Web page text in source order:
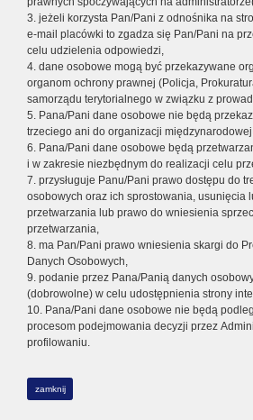
3. jeżeli korzysta Pan/Pani z odnośnika na
e-mail placówki to zgadza się Pan/Pani na
celu udzielenia odpowiedzi,
4. dane osobowe mogą być przekazywane
organom ochrony prawnej (Policja,
samorządu terytorialnego w związku z
5. Pana/Pani dane osobowe nie będą
trzeciego ani do organizacji
6. Pana/Pani dane osobowe będą
i w zakresie niezbędnym do realizacji celu
7. przysługuje Panu/Pani prawo dostępu do
osobowych oraz ich sprostowania, usunięcia
przetwarzania lub prawo do wniesienia
przetwarzania,
8. ma Pan/Pani prawo wniesienia skargi do
Danych Osobowych,
9. podanie przez Pana/Panią danych
(dobrowolne) w celu udostępnienia strony
10. Pana/Pani dane osobowe nie będą
procesom podejmowania decyzji przez
profilowaniu.
zamknij